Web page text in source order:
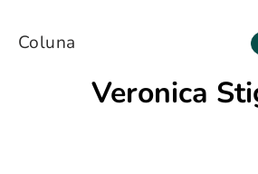
Coluna
Veronica